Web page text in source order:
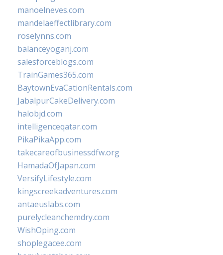
manoelneves.com
mandelaeffectlibrary.com
roselynns.com
balanceyoganj.com
salesforceblogs.com
TrainGames365.com
BaytownEvaCationRentals.com
JabalpurCakeDelivery.com
halobjd.com
intelligenceqatar.com
PikaPikaApp.com
takecareofbusinessdfw.org
HamadaOfJapan.com
VersifyLifestyle.com
kingscreekadventures.com
antaeuslabs.com
purelycleanchemdry.com
WishOping.com
shoplegacee.com